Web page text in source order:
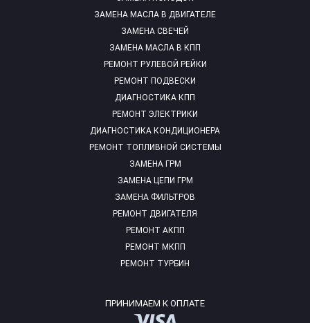
ЗАМЕНА МАСЛА В ДВИГАТЕЛЕ
ЗАМЕНА СВЕЧЕЙ
ЗАМЕНА МАСЛА В КПП
РЕМОНТ РУЛЕВОЙ РЕЙКИ
РЕМОНТ ПОДВЕСКИ
ДИАГНОСТИКА КПП
РЕМОНТ ЭЛЕКТРИКИ
ДИАГНОСТИКА КОНДИЦИОНЕРА
РЕМОНТ ТОПЛИВНОЙ СИСТЕМЫ
ЗАМЕНА ГРМ
ЗАМЕНА ЦЕПИ ГРМ
ЗАМЕНА ФИЛЬТРОВ
РЕМОНТ ДВИГАТЕЛЯ
РЕМОНТ АКПП
РЕМОНТ МКПП
РЕМОНТ ТУРБИН
ПРИНИМАЕМ К ОПЛАТЕ